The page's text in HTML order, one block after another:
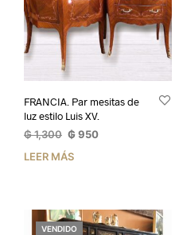
FRANCIA. Par mesitas de
luz estilo Luis XV.
₲1,300 El
precio
original
₲950El
LEER MÁS
VENDIDO